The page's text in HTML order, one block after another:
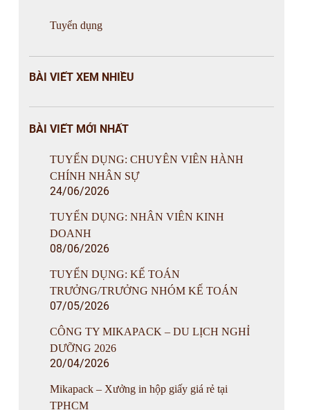
Tuyển dụng
BÀI VIẾT XEM NHIỀU
BÀI VIẾT MỚI NHẤT
TUYỂN DỤNG: CHUYÊN VIÊN HÀNH
CHÍNH NHÂN SỰ
24/06/2026
TUYỂN DỤNG: NHÂN VIÊN KINH
DOANH
08/06/2026
TUYỂN DỤNG: KẾ TOÁN
TRƯỞNG/TRƯỞNG NHÓM KẾ TOÁN
07/05/2026
CÔNG TY MIKAPACK – DU LỊCH NGHỈ
DƯỠNG 2026
20/04/2026
Mikapack – Xưởng in hộp giấy giá rẻ tại
TPHCM